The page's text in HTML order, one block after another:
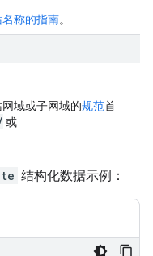
称的指南。
域或子网域的规范首
或
结构化数据示例：